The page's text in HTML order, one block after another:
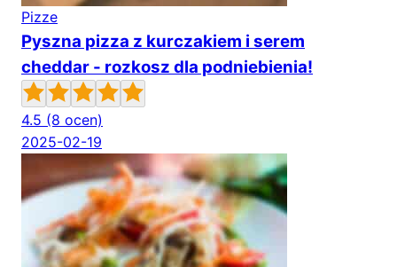
Pizze
Pyszna pizza z kurczakiem i serem
cheddar - rozkosz dla podniebienia!
4.5 (8 ocen)
2025-02-19